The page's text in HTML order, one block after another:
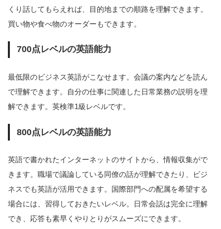
くり話してもらえれば、目的地までの順路を理解できます。
買い物や食べ物のオーダーもできます。
700点レベルの英語能力
最低限のビジネス英語がこなせます。会議の案内などを読ん
で理解できます。自分の仕事に関連した日常業務の説明を理
解できます。英検準1級レベルです。
800点レベルの英語能力
英語で書かれたインターネットのサイトから、情報収集がで
きます。職場で議論している同僚の話が理解できたり、ビジ
ネスでも英語が活用できます。国際部門への配属を希望する
場合には、習得しておきたいレベル。日常会話は完全に理解
でき、応答も素早くやりとりがスムーズにできます。